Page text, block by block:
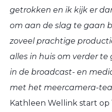
getrokken en ik kijk er
om aan de slag te gaan
zoveel prachtige
alles in huis om verder te
in de broadcast- en
met het meercamera-
Kathleen Wellink start op